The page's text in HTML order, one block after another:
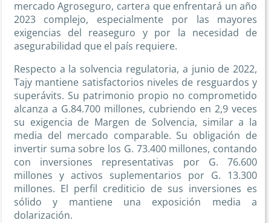
mercado Agroseguro, cartera que enfrentará un año
2023 complejo, especialmente por las mayores
exigencias del reaseguro y por la necesidad de
asegurabilidad que el país requiere.
Respecto a la solvencia regulatoria, a junio de 2022,
Tajy mantiene satisfactorios niveles de resguardos y
superávits. Su patrimonio propio no comprometido
alcanza a G.84.700 millones, cubriendo en 2,9 veces
su exigencia de Margen de Solvencia, similar a la
media del mercado comparable. Su obligación de
invertir suma sobre los G. 73.400 millones, contando
con inversiones representativas por G. 76.600
millones y activos suplementarios por G. 13.300
millones. El perfil crediticio de sus inversiones es
sólido y mantiene una exposición media a
dolarización.